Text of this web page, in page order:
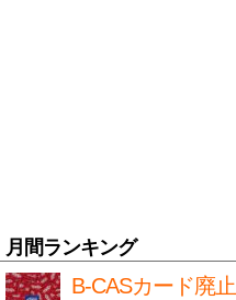
月間ランキング
B-CASカード廃